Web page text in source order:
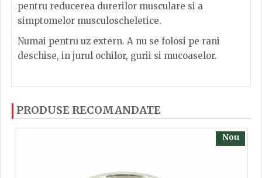
pentru reducerea durerilor musculare si a
simptomelor musculoscheletice.
Numai pentru uz extern. A nu se folosi pe rani
deschise, in jurul ochilor, gurii si mucoaselor.
cu ajutorul steluțelor, și scrieți părerea dvs. Pentru
a putea să scrieți părerea trebuie să fiți înregistrat.
PRODUSE RECOMANDATE
Nou